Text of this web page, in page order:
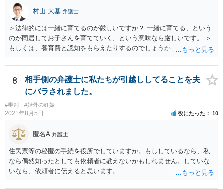
村山 大基 弁護士
＞法律的には一緒に育てるのが厳しいですか？ 一緒に育てる、という
のが同居してお子さんを育てていく、という意味なら厳しいです。 ＞
もしくは、養育費と認知をもらえたりするのでしょうか、 相手が認知
す。 また、認知されたことを前提に、父親として子を養う義務があり
ますので、 養育費を請求できます。 ただ、極端な話相手に収入がなか
ったり、行方不明だったりすると、実際上の回収が難しい可能性はあ
8
相手側の弁護士に私たちが引越ししてることを夫
にバラされました。
#審判 #婚外の妊娠
2021年8月5日 役にたった 10
匿名A 弁護士
住民票等の秘匿の手続を役所でしていますか。もししているなら、私
なら偶然知ったとしても依頼者に教えないかもしれません。していな
いなら、依頼者に伝えると思います。